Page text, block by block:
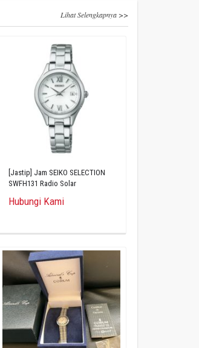
Lihat Selengkapnya >>
[Jastip] Jam SEIKO SELECTION
SWFH131 Radio Solar
Hubungi Kami